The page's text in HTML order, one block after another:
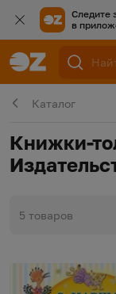
Следите
в
Каталог
Книжки-
5 товаров